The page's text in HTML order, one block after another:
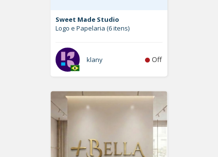
Sweet Made Studio
Logo e Papelaria (6 itens)
klany Off